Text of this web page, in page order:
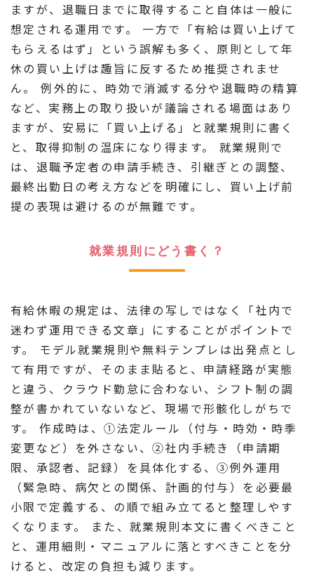
ますが、退職日までに取得すること自体は一般に
想定される運用です。 一方で「有給は買い上げて
もらえるはず」という誤解も多く、原則として年
休の買い上げは趣旨に反するため推奨されませ
ん。 例外的に、時効で消滅する分や退職時の精算
など、実務上の取り扱いが議論される場面はあり
ますが、安易に「買い上げる」と就業規則に書く
と、取得抑制の温床になり得ます。 就業規則で
は、退職予定者の申請手続き、引継ぎとの調整、
最終出勤日の考え方などを明確にし、買い上げ前
提の表現は避けるのが無難です。
就業規則にどう書く？
有給休暇の規定は、法律の写しではなく「社内で
迷わず運用できる文章」にすることがポイントで
す。 モデル就業規則や無料テンプレは出発点とし
て有用ですが、そのまま貼ると、申請経路が実態
と違う、クラウド勤怠に合わない、シフト制の調
整が書かれていないなど、現場で形骸化しがちで
す。 作成時は、①法定ルール（付与・時効・時季
変更など）を外さない、②社内手続き（申請期
限、承認者、記録）を具体化する、③例外運用
（緊急時、病欠との関係、計画的付与）を必要最
小限で定義する、の順で組み立てると整理しやす
くなります。 また、就業規則本文に書くべきこと
と、運用細則・マニュアルに落とすべきことを分
けると、改定の負担も減ります。